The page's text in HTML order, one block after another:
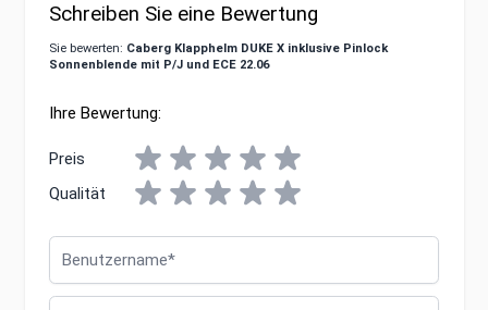
Schreiben Sie eine Bewertung
Sie bewerten: Caberg Klapphelm DUKE X inklusive Pinlock
Sonnenblende mit P/J und ECE 22.06
Ihre Bewertung:
Preis
Qualität